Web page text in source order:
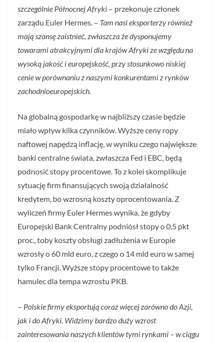
szczególnie Północnej Afryki – przekonuje członek
zarządu Euler Hermes. – Tam nasi eksporterzy również
mają szansę zaistnieć, zwłaszcza że dysponujemy
towarami atrakcyjnymi dla krajów Afryki ze względu na
wysoką jakość i europejskość, przy stosunkowo niskiej
cenie w porównaniu z naszymi konkurentami z rynków
zachodnioeuropejskich.
Na globalną gospodarkę w najbliższy czasie będzie
miało wpływ kilka czynników. Wyższe ceny ropy
naftowej napędzą inflację, w wyniku czego największe
banki centralne świata, zwłaszcza Fed i EBC, będą
podnosić stopy procentowe. To z kolei skomplikuje
sytuację firm finansujących swoją działalność
kredytem, bo wzrosną koszty oprocentowania. Z
wyliczeń firmy Euler Hermes wynika, że gdyby
Europejski Bank Centralny podniósł stopy o 0,5 pkt
proc., toby koszty obsługi zadłużenia w Europie
wzrosły o 60 mld euro, z czego o 14 mld euro w samej
tylko Francji. Wyższe stopy procentowe to także
hamulec dla tempa wzrostu PKB.
– Polskie firmy eksportują coraz więcej zarówno do Azji,
jak i do Afryki. Widzimy bardzo duży wzrost
zainteresowania naszych klientów tymi rynkami – w ciągu